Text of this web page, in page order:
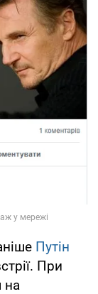
Путін
При
на